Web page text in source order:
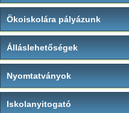
Ökoiskolára pályázunk
Álláslehetőségek
Nyomtatványok
Iskolanyitogató